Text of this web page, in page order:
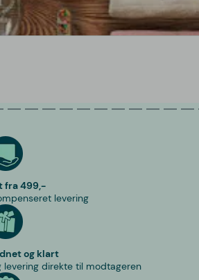
fra 499,-
levering
og klart
levering direkte til modtageren